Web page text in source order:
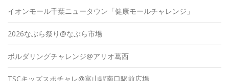
イオンモール千葉ニュータウン「健康モールチャレンジ」
2026なぶら祭り@なぶら市場
ボルダリングチャレンジ@アリオ葛西
TSCキッズスポチャレ@富山駅南口駅前広場